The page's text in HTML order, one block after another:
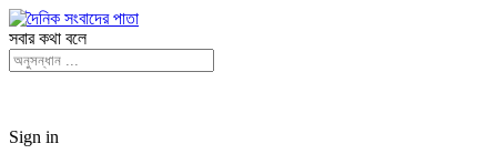
সবার কথা বলে
Sign in